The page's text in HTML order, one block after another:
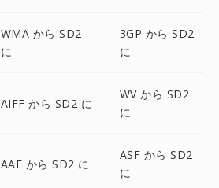
WMA から SD2
に
3GP から SD2
に
AIFF から SD2 に
WV から SD2
に
AAF から SD2 に
ASF から SD2
に